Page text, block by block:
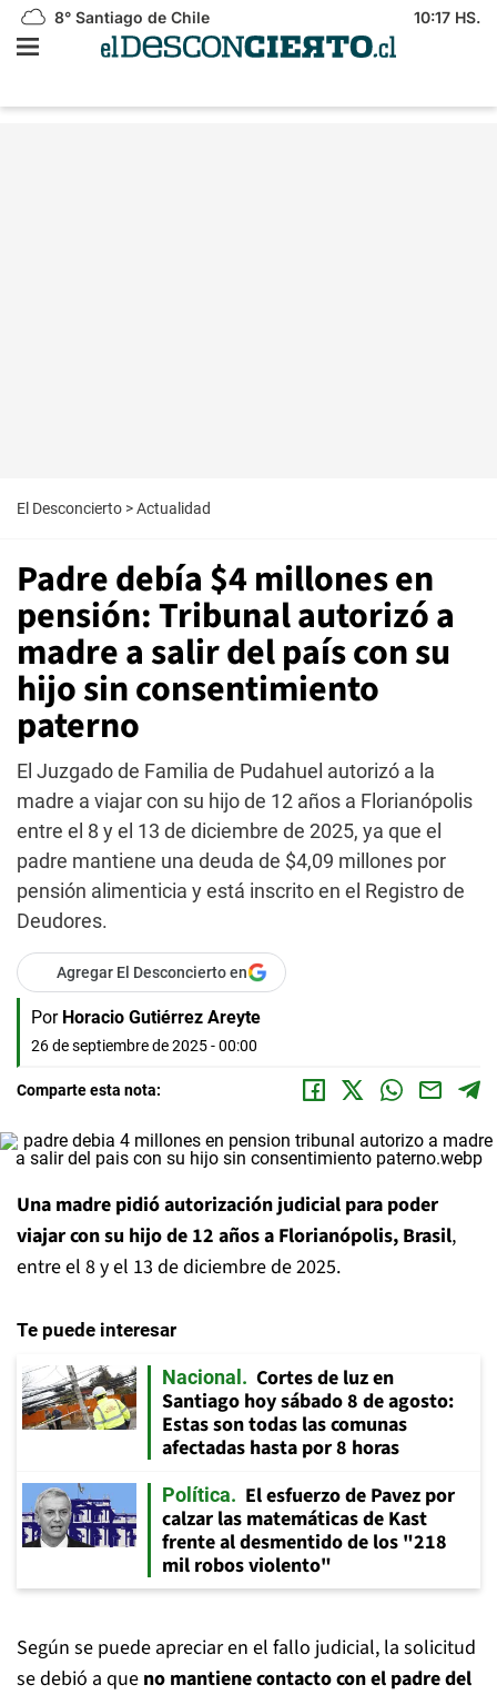
8° Santiago de Chile 10:17 HS.
El Desconcierto >Actualidad
Padre debía $4 millones en
pensión: Tribunal autorizó a
madre a salir del país con su
hijo sin consentimiento
paterno
El Juzgado de Familia de Pudahuel autorizó a la
madre a viajar con su hijo de 12 años a Florianópolis
entre el 8 y el 13 de diciembre de 2025, ya que el
padre mantiene una deuda de $4,09 millones por
pensión alimenticia y está inscrito en el Registro de
Deudores.
Agregar El Desconcierto en
Por Horacio Gutiérrez Areyte
26 de septiembre de 2025 - 00:00
Comparte esta nota:
Una madre pidió autorización judicial para poder
viajar con su hijo de 12 años a Florianópolis, Brasil,
entre el 8 y el 13 de diciembre de 2025.
Te puede interesar
Nacional
Cortes de luz en
Santiago hoy sábado 8 de agosto:
Estas son todas las comunas
afectadas hasta por 8 horas
Política
El esfuerzo de Pavez por
calzar las matemáticas de Kast
frente al desmentido de los "218
mil robos violento"
Según se puede apreciar en el fallo judicial, la solicitud
se debió a que no mantiene contacto con el padre del